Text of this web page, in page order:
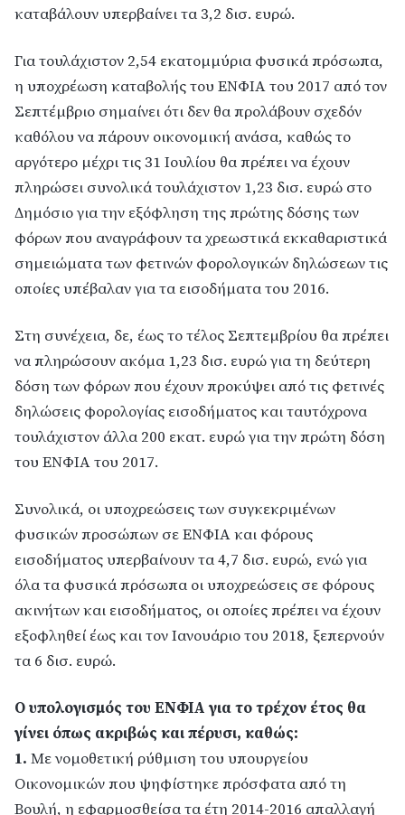
καταβάλουν υπερβαίνει τα 3,2 δισ. ευρώ.
Για τουλάχιστον 2,54 εκατομμύρια φυσικά πρόσωπα,
η υποχρέωση καταβολής του ΕΝΦΙΑ του 2017 από τον
Σεπτέμβριο σημαίνει ότι δεν θα προλάβουν σχεδόν
καθόλου να πάρουν οικονομική ανάσα, καθώς το
αργότερο μέχρι τις 31 Ιουλίου θα πρέπει να έχουν
πληρώσει συνολικά τουλάχιστον 1,23 δισ. ευρώ στο
Δημόσιο για την εξόφληση της πρώτης δόσης των
φόρων που αναγράφουν τα χρεωστικά εκκαθαριστικά
σημειώματα των φετινών φορολογικών δηλώσεων τις
οποίες υπέβαλαν για τα εισοδήματα του 2016.
Στη συνέχεια, δε, έως το τέλος Σεπτεμβρίου θα πρέπει
να πληρώσουν ακόμα 1,23 δισ. ευρώ για τη δεύτερη
δόση των φόρων που έχουν προκύψει από τις φετινές
δηλώσεις φορολογίας εισοδήματος και ταυτόχρονα
τουλάχιστον άλλα 200 εκατ. ευρώ για την πρώτη δόση
του ΕΝΦΙΑ του 2017.
Συνολικά, οι υποχρεώσεις των συγκεκριμένων
φυσικών προσώπων σε ΕΝΦΙΑ και φόρους
εισοδήματος υπερβαίνουν τα 4,7 δισ. ευρώ, ενώ για
όλα τα φυσικά πρόσωπα οι υποχρεώσεις σε φόρους
ακινήτων και εισοδήματος, οι οποίες πρέπει να έχουν
εξοφληθεί έως και τον Ιανουάριο του 2018, ξεπερνούν
τα 6 δισ. ευρώ.
Ο υπολογισμός του ΕΝΦΙΑ για το τρέχον έτος θα
γίνει όπως ακριβώς και πέρυσι, καθώς:
1. Με νομοθετική ρύθμιση του υπουργείου
Οικονομικών που ψηφίστηκε πρόσφατα από τη
Βουλή, η εφαρμοσθείσα τα έτη 2014-2016 απαλλαγή